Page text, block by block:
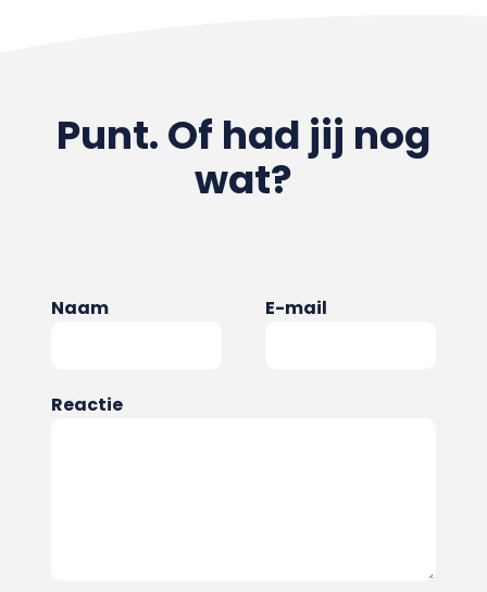
Punt. Of had jij nog
wat?
Naam E-mail
Reactie